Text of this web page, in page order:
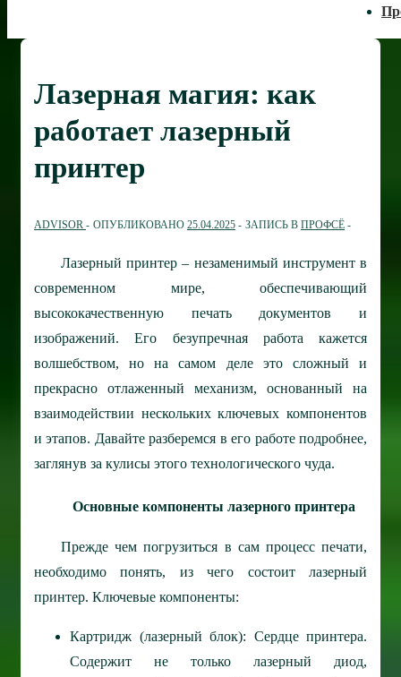
Лазерная магия: как
работает лазерный
принтер
ADVISOR ОПУБЛИКОВАНО 25.04.2025 ЗАПИСЬ В ПРОФСЁ
Лазерный принтер – незаменимый инструмент в
современном мире, обеспечивающий
высококачественную печать документов и
изображений. Его безупречная работа кажется
волшебством, но на самом деле это сложный и
прекрасно отлаженный механизм, основанный на
взаимодействии нескольких ключевых компонентов
и этапов. Давайте разберемся в его работе подробнее,
заглянув за кулисы этого технологического чуда.
Основные компоненты лазерного принтера
Прежде чем погрузиться в сам процесс печати,
необходимо понять, из чего состоит лазерный
принтер. Ключевые компоненты:
Картридж (лазерный блок): Сердце принтера.
Содержит не только лазерный диод,